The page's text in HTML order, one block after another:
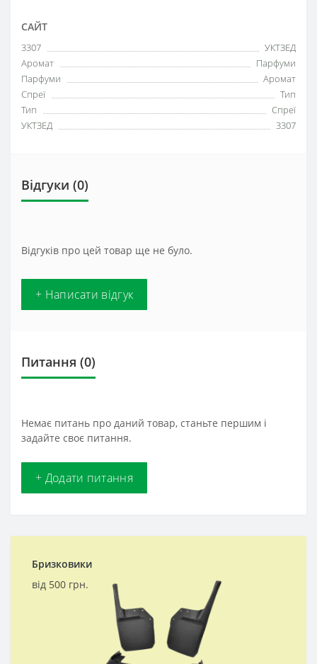
САЙТ
3307
УКТЗЕД
Аромат
Парфуми
Парфуми
Аромат
Спреї
Тип
Тип
Спреї
УКТЗЕД
3307
Відгуки (0)
Відгуків про цей товар ще не було.
+ Написати відгук
Питання (0)
Немає питань про даний товар, станьте першим і
задайте своє питання.
+ Додати питання
Бризковики
від 500 грн.